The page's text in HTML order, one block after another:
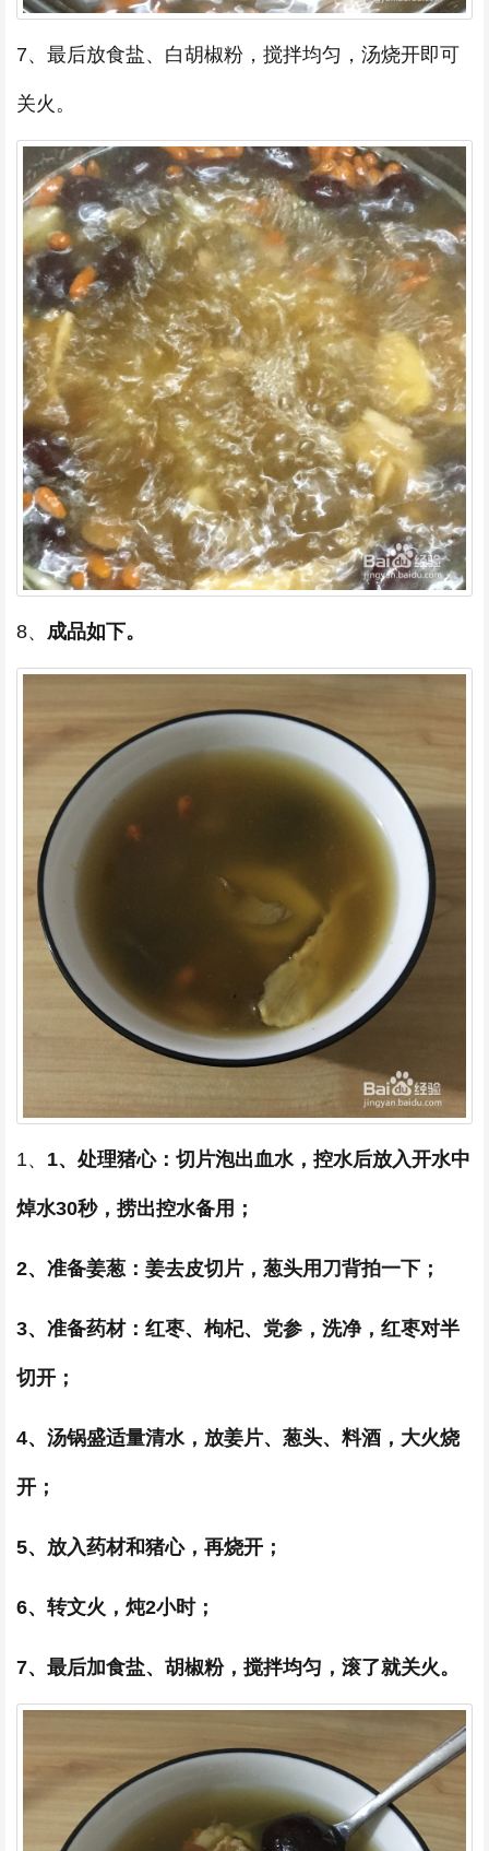
7、最后放食盐、白胡椒粉，搅拌均匀，汤烧开即可
关火。
8、 成品如下。
1、 1、处理猪心：切片泡出血水，控水后放入开水中
焯水30秒，捞出控水备用；
2、准备姜葱：姜去皮切片，葱头用刀背拍一下；
3、准备药材：红枣、枸杞、党参，洗净，红枣对半
切开；
4、汤锅盛适量清水，放姜片、葱头、料酒，大火烧
开；
5、放入药材和猪心，再烧开；
6、转文火，炖2小时；
7、最后加食盐、胡椒粉，搅拌均匀，滚了就关火。